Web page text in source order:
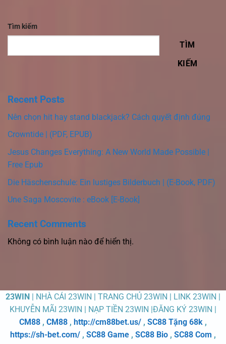
Tìm kiếm
TÌM
KIẾM
Recent Posts
Nên chọn hit hay stand blackjack? Cách quyết định đúng
Crowntide | (PDF, EPUB)
Jesus Changes Everything: A New World Made Possible |
Free Epub
Die Häschenschule: Ein lustiges Bilderbuch | (E-Book, PDF)
Une Saga Moscovite : eBook [E-Book]
Recent Comments
Không có bình luận nào để hiển thị.
23WIN | NHÀ CÁI 23WIN | TRANG CHỦ 23WIN | LINK 23WIN |
KHUYỄN MÃI 23WIN | NẠP TIỀN 23WIN |ĐĂNG KÝ 23WIN |
CM88 , CM88 , http://cm88bet.us/ , SC88 Tặng 68k ,
https://sh-bet.com/ , SC88 Game , SC88 Bio , SC88 Com ,